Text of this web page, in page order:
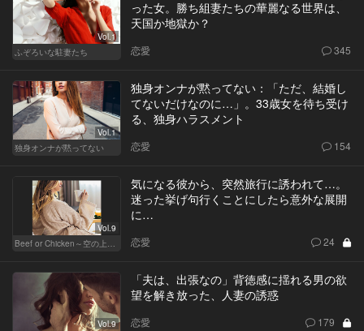
Vol.1
ふぞろいな駐妻たち
った女。勝ち組妻たちの華麗なる世界は、
天国か地獄か？
恋愛 345
Vol.1
独身オンナが黙ってない
独身オンナが黙ってない：「ただ、結婚し
てないだけなのに…」。33歳女を待ち受け
る、独身ハラスメント
恋愛 154
Vol.9
Beef or Chicken～空の上の恋愛模様～
気になる彼から、突然旅行に誘われて…。
迷った挙げ句行くことにしたら意外な展開
に…
恋愛 24
Vol.9
「夫は、出張なの」背徳感に揺れる男の欲
望を解き放った、人妻の誘惑
恋愛 179